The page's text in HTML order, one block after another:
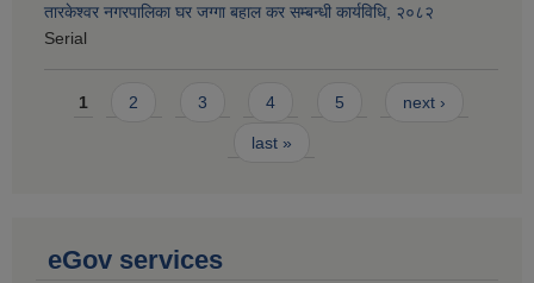
तारकेश्वर नगरपालिका घर जग्गा बहाल कर सम्बन्धी कार्यविधि, २०८२
Serial
Pages
1 2 3 4 5 next ›
last »
eGov services